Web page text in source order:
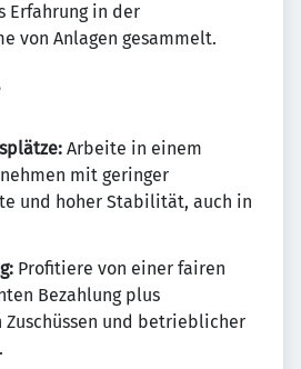
Erfahrung in der
von Anlagen gesammelt.
Arbeite in einem
mit geringer
und hoher Stabilität, auch in
Profitiere von einer fairen
Bezahlung plus
Zuschüssen und betrieblicher